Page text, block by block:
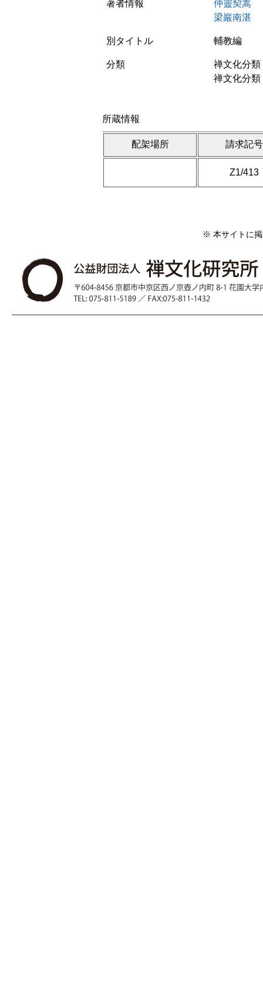
著者情報
仲靈契嵩
梁巖南湛
別タイトル 輔教編
分類
禅文化分
禅文化分
所蔵情報
配架場所 請求記号
Z1/413
※ 本サイトに